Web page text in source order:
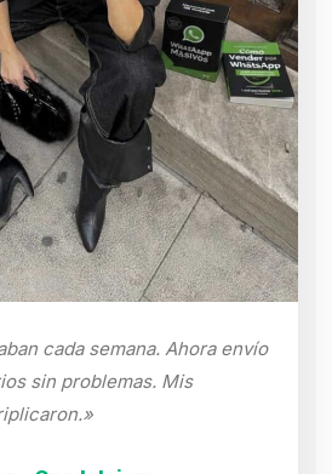
cada semana. Ahora envío
sin problemas. Mis